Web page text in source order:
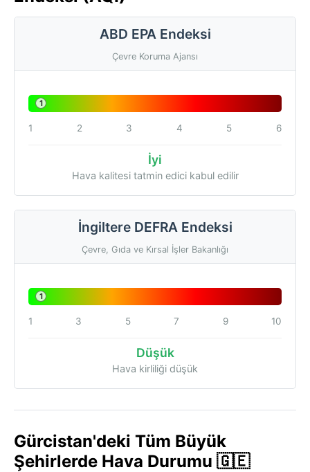
ABD EPA Endeksi
Çevre Koruma Ajansı
1
1 2 3 4 5 6
İyi
Hava kalitesi tatmin edici kabul edilir
İngiltere DEFRA Endeksi
Çevre, Gıda ve Kırsal İşler Bakanlığı
1
1 3 5 7 9 10
Düşük
Hava kirliliği düşük
Gürcistan'deki Tüm Büyük
Şehirlerde Hava Durumu 🇬🇪